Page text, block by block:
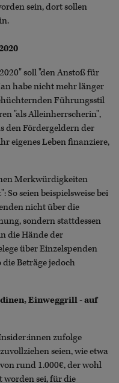
sein, dort sollen
soll "den Anstoß für
habe nicht mehr länger
Führungsstil
"als Alleinherrscherin",
den Fördergeldern der
eigenes Leben finanziere,
Merkwürdigkeiten
So seien beispielsweise bei
nicht über die
sondern stattdessen
die Hände der
über Einzelspenden
Beträge jedoch
Einweggrill - auf
zufolge
seien, wie etwa
rund 1.000€, der wohl
worden sei, für die